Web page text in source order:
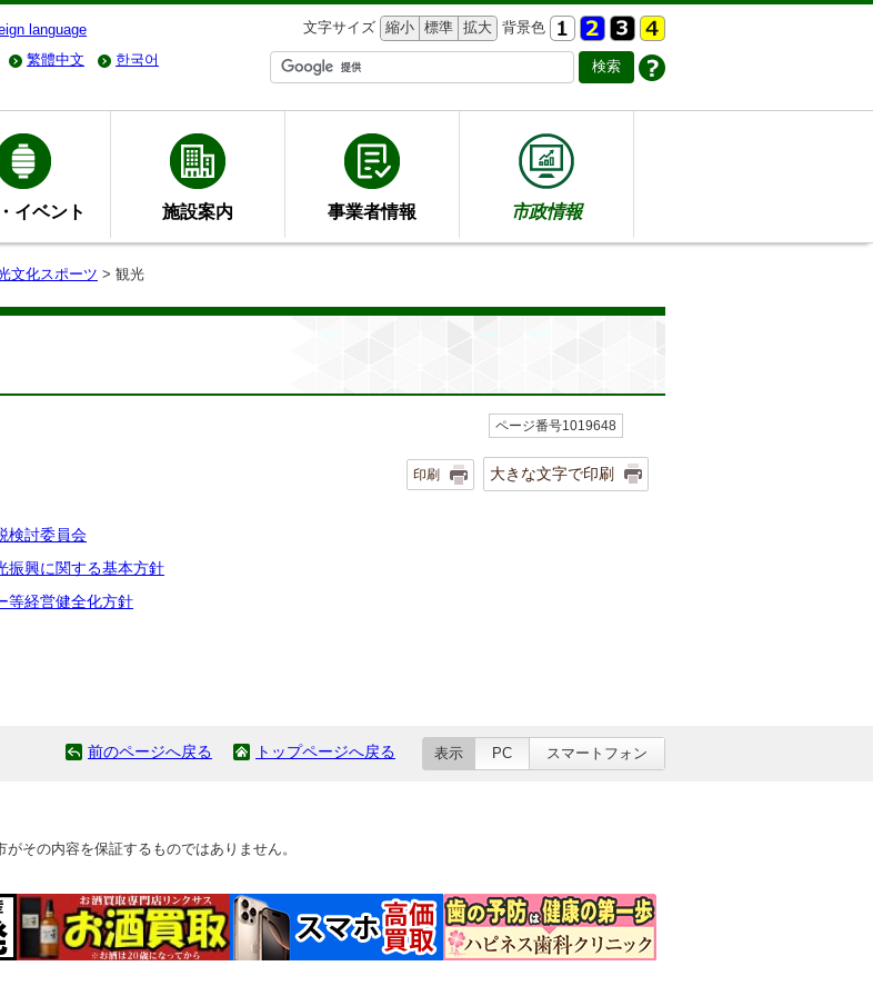
language 文字サイズ 縮小 標準 拡大 背景色
繁體中文 한국어
イベント 施設案内 事業者情報 市政情報
文化スポーツ > 観光
ページ番号1019648
印刷 大きな文字で印刷
検討委員会
振興に関する基本方針
等経営健全化方針
前のページへ戻る トップページへ戻る 表示 PC スマートフォン
その内容を保証するものではありません。